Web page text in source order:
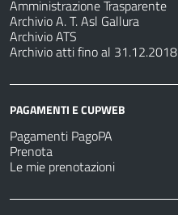
Amministrazione Trasparente
Archivio A. T. Asl Gallura
Archivio ATS
Archivio atti fino al 31.12.2018
PAGAMENTI E CUPWEB
Pagamenti PagoPA
Prenota
Le mie prenotazioni